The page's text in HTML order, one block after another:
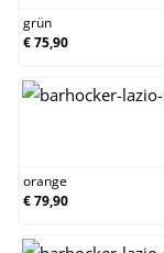
grün
€ 75,90
orange
€ 79,90